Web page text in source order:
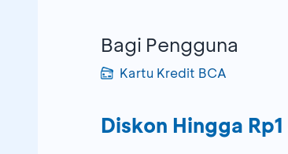
Bagi Pengguna
Kartu Kredit BCA
Diskon Hingga